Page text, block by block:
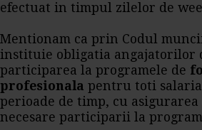
efectuat in timpul zilelor de
Mentionam ca prin Codul
instituie obligatia angajatorilor
participarea la programele de
profesionala pentru toti
perioade de timp, cu
necesare participarii la